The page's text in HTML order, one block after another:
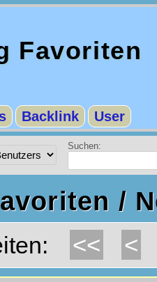
Favoriten
Backlink User
Suchen:
/
<< <